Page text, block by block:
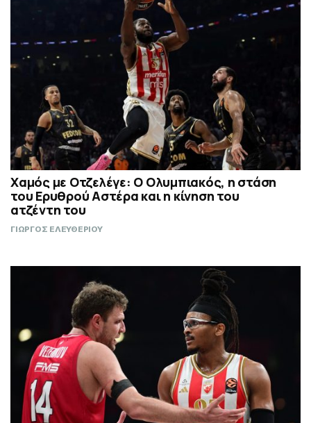
Χαμός με Οτζελέγε: Ο Ολυμπιακός, η στάση
του Ερυθρού Αστέρα και η κίνηση του
ατζέντη του
ΓΙΩΡΓΟΣ ΕΛΕΥΘΕΡΙΟΥ